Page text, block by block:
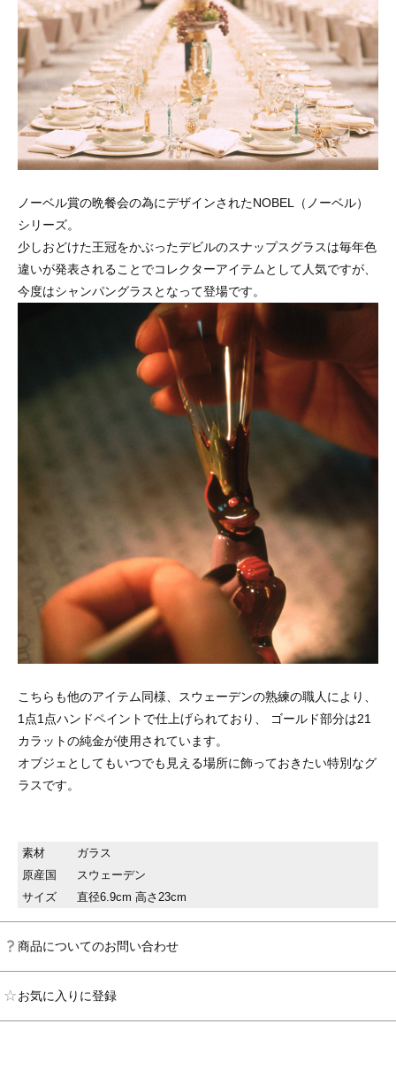
ノーベル賞の晩餐会の為にデザインされたNOBEL（ノーベル）
シリーズ。
少しおどけた王冠をかぶったデビルのスナップスグラスは毎年色
違いが発表されることでコレクターアイテムとして人気ですが、
今度はシャンパングラスとなって登場です。
こちらも他のアイテム同様、スウェーデンの熟練の職人により、
1点1点ハンドペイントで仕上げられており、 ゴールド部分は21
カラットの純金が使用されています。
オブジェとしてもいつでも見える場所に飾っておきたい特別なグ
ラスです。
素材
ガラス
原産国
スウェーデン
サイズ
直径6.9cm 高さ23cm
商品についてのお問い合わせ
お気に入りに登録